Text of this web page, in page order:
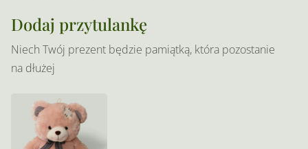
Dodaj przytulankę
Niech Twój prezent będzie pamiątką, która pozostanie
na dłużej